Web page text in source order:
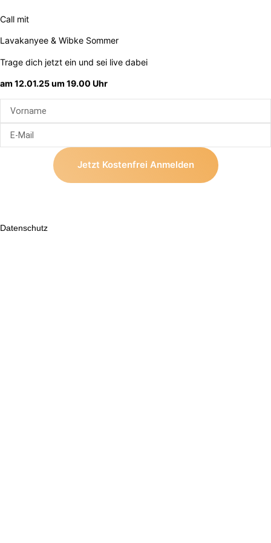
Call mit
Lavakanyee & Wibke Sommer
Trage dich jetzt ein und sei live dabei
am 12.01.25 um 19.00 Uhr
Jetzt Kostenfrei Anmelden
Datenschutz